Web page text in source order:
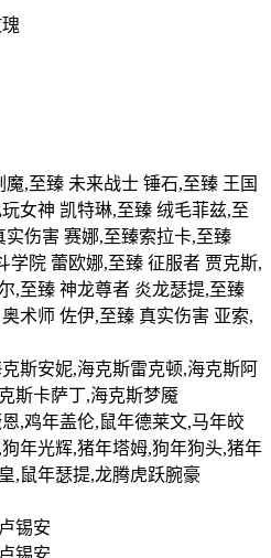
,至臻 未来战士 锤石,至臻 王国
女神 凯特琳,至臻 绒毛菲兹,至
伤害 赛娜,至臻索拉卡,至臻
学院 蕾欧娜,至臻 征服者 贾克斯,
,至臻 神龙尊者 炎龙瑟提,至臻
术师 佐伊,至臻 真实伤害 亚索,
斯安妮,海克斯雷克顿,海克斯阿
斯卡萨丁,海克斯梦魇
,鸡年盖伦,鼠年德莱文,马年皎
年光辉,猪年塔姆,狗年狗头,猪年
,鼠年瑟提,龙腾虎跃腕豪
锡安
锡安